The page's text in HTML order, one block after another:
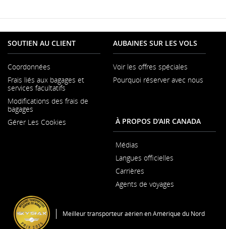
SOUTIEN AU CLIENT
Coordonnées
dans
une
nouvelle
fenêtre
Frais liés aux bagages et
services facultatifs
Modifications des frais de
bagages
Gérer Les Cookies
AUBAINES SUR LES VOLS
Voir les offres spéciales
Pourquoi réserver avec nous
À PROPOS D'AIR CANADA
Médias
dans
une
nouvelle
fenêtre
Langues officielles
Carrières
dans
fenêtre
Agents de voyages
Meilleur transporteur aérien en Amérique du Nord